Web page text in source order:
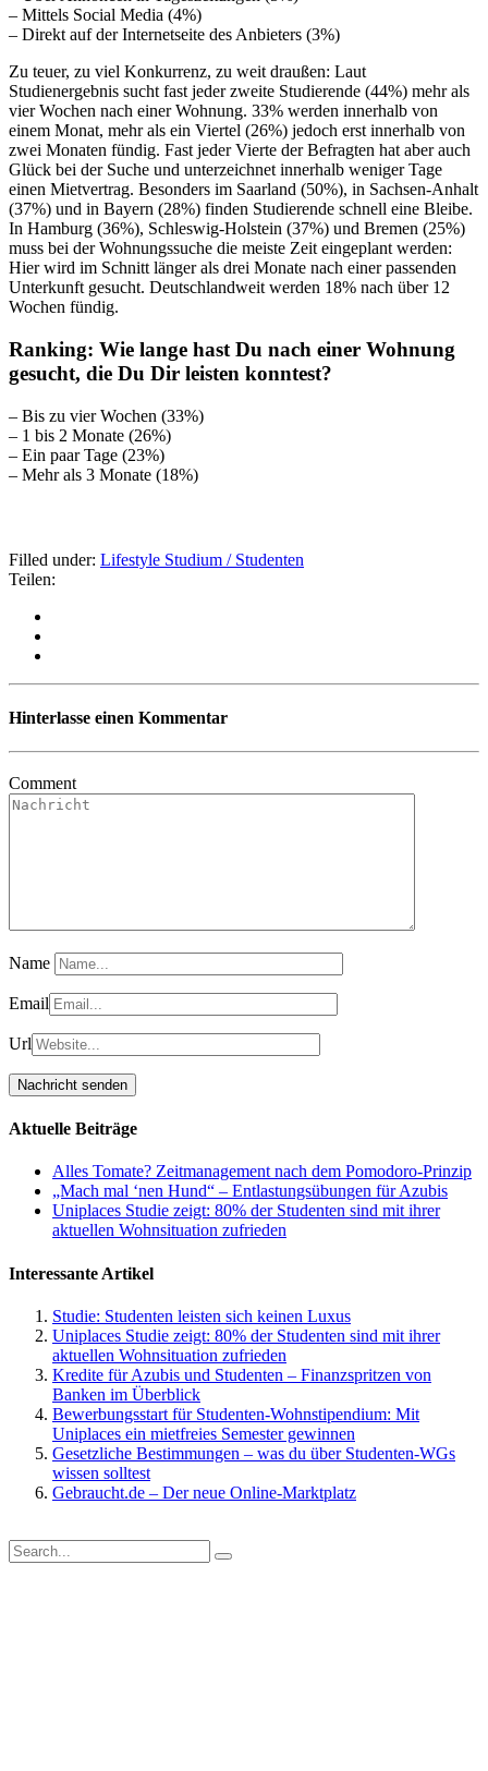
– Mittels Social Media (4%)
– Direkt auf der Internetseite des Anbieters (3%)
Zu teuer, zu viel Konkurrenz, zu weit draußen: Laut
Studienergebnis sucht fast jeder zweite Studierende (44%) mehr als
vier Wochen nach einer Wohnung. 33% werden innerhalb von
einem Monat, mehr als ein Viertel (26%) jedoch erst innerhalb von
zwei Monaten fündig. Fast jeder Vierte der Befragten hat aber auch
Glück bei der Suche und unterzeichnet innerhalb weniger Tage
einen Mietvertrag. Besonders im Saarland (50%), in Sachsen-Anhalt
(37%) und in Bayern (28%) finden Studierende schnell eine Bleibe.
In Hamburg (36%), Schleswig-Holstein (37%) und Bremen (25%)
muss bei der Wohnungssuche die meiste Zeit eingeplant werden:
Hier wird im Schnitt länger als drei Monate nach einer passenden
Unterkunft gesucht. Deutschlandweit werden 18% nach über 12
Wochen fündig.
Ranking: Wie lange hast Du nach einer Wohnung
gesucht, die Du Dir leisten konntest?
– Bis zu vier Wochen (33%)
– 1 bis 2 Monate (26%)
– Ein paar Tage (23%)
– Mehr als 3 Monate (18%)
Filled under: Lifestyle Studium / Studenten
Teilen:
Hinterlasse einen Kommentar
Comment
Name
Email
Url
Aktuelle Beiträge
Alles Tomate? Zeitmanagement nach dem Pomodoro-Prinzip
„Mach mal ‘nen Hund“ – Entlastungsübungen für Azubis
Uniplaces Studie zeigt: 80% der Studenten sind mit ihrer
aktuellen Wohnsituation zufrieden
Interessante Artikel
Studie: Studenten leisten sich keinen Luxus
Uniplaces Studie zeigt: 80% der Studenten sind mit ihrer
aktuellen Wohnsituation zufrieden
Kredite für Azubis und Studenten – Finanzspritzen von
Banken im Überblick
Bewerbungsstart für Studenten-Wohnstipendium: Mit
Uniplaces ein mietfreies Semester gewinnen
Gesetzliche Bestimmungen – was du über Studenten-WGs
wissen solltest
Gebraucht.de – Der neue Online-Marktplatz